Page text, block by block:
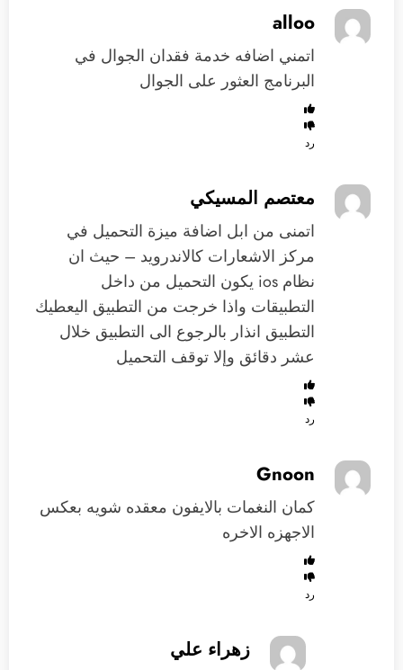
alloo
اتمني اضافه خدمة فقدان الجوال في
البرنامج العثور على الجوال
رد
معتصم المسيكي
اتمنى من ابل اضافة ميزة التحميل في
مركز الاشعارات كالاندرويد – حيث ان
نظام ios يكون التحميل من داخل
التطبيقات واذا خرجت من التطبيق اليعطيك
التطبيق انذار بالرجوع الى التطبيق خلال
عشر دقائق وإلا توقف التحميل
رد
Gnoon
كمان النغمات بالايفون معقده شويه بعكس
الاجهزه الاخره
رد
زهراء علي